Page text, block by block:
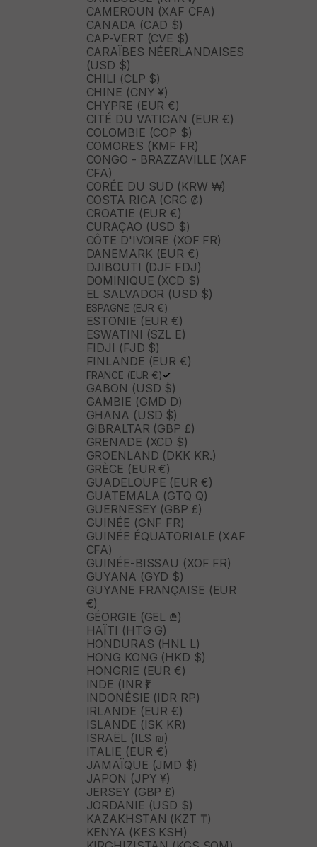
CAMEROUN (XAF CFA)
CANADA (CAD $)
CAP-VERT (CVE $)
CARAÏBES NÉERLANDAISES
(USD $)
CHILI (CLP $)
CHINE (CNY ¥)
CHYPRE (EUR €)
CITÉ DU VATICAN (EUR €)
COLOMBIE (COP $)
COMORES (KMF FR)
CONGO - BRAZZAVILLE (XAF
CFA)
CORÉE DU SUD (KRW ₩)
COSTA RICA (CRC ₡)
CROATIE (EUR €)
CURAÇAO (USD $)
CÔTE D'IVOIRE (XOF FR)
DANEMARK (EUR €)
DJIBOUTI (DJF FDJ)
DOMINIQUE (XCD $)
EL SALVADOR (USD $)
ESPAGNE (EUR €)
ESTONIE (EUR €)
ESWATINI (SZL E)
FIDJI (FJD $)
FINLANDE (EUR €)
FRANCE (EUR €)
GABON (USD $)
GAMBIE (GMD D)
GHANA (USD $)
GIBRALTAR (GBP £)
GRENADE (XCD $)
GROENLAND (DKK KR.)
GRÈCE (EUR €)
GUADELOUPE (EUR €)
GUATEMALA (GTQ Q)
GUERNESEY (GBP £)
GUINÉE (GNF FR)
GUINÉE ÉQUATORIALE (XAF
CFA)
GUINÉE-BISSAU (XOF FR)
GUYANA (GYD $)
GUYANE FRANÇAISE (EUR
€)
GÉORGIE (GEL ₾)
HAÏTI (HTG G)
HONDURAS (HNL L)
HONG KONG (HKD $)
HONGRIE (EUR €)
INDE (INR ₹)
INDONÉSIE (IDR RP)
IRLANDE (EUR €)
ISLANDE (ISK KR)
ISRAËL (ILS ₪)
ITALIE (EUR €)
JAMAÏQUE (JMD $)
JAPON (JPY ¥)
JERSEY (GBP £)
JORDANIE (USD $)
KAZAKHSTAN (KZT ₸)
KENYA (KES KSH)